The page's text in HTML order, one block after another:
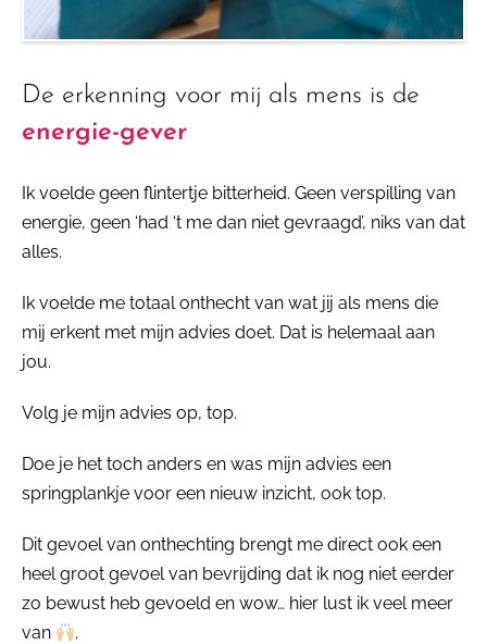
De erkenning voor mij als mens is de
energie-gever
Ik voelde geen flintertje bitterheid. Geen verspilling van
energie, geen ‘had ‘t me dan niet gevraagd’, niks van dat
alles.
Ik voelde me totaal onthecht van wat jij als mens die
mij erkent met mijn advies doet. Dat is helemaal aan
jou.
Volg je mijn advies op, top.
Doe je het toch anders en was mijn advies een
springplankje voor een nieuw inzicht, ook top.
Dit gevoel van onthechting brengt me direct ook een
heel groot gevoel van bevrijding dat ik nog niet eerder
zo bewust heb gevoeld en wow… hier lust ik veel meer
van
.